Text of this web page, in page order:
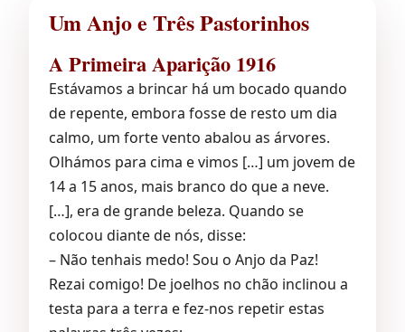
Um Anjo e Três Pastorinhos
A Primeira Aparição 1916
Estávamos a brincar há um bocado quando
de repente, embora fosse de resto um dia
calmo, um forte vento abalou as árvores.
Olhámos para cima e vimos […] um jovem de
14 a 15 anos, mais branco do que a neve.
[…], era de grande beleza. Quando se
colocou diante de nós, disse:
– Não tenhais medo! Sou o Anjo da Paz!
Rezai comigo! De joelhos no chão inclinou a
testa para a terra e fez-nos repetir estas